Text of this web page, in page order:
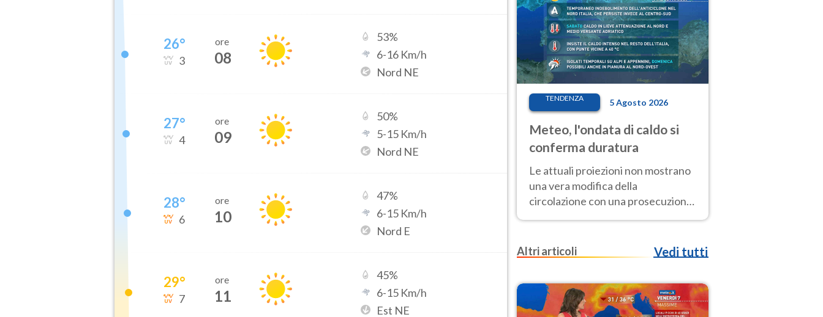
26°
3
ore
08
53%
6-16 Km/h
Nord NE
27°
4
ore
09
50%
5-15 Km/h
Nord NE
28°
6
ore
10
47%
6-15 Km/h
Nord E
29°
7
ore
11
45%
6-15 Km/h
Est NE
TENDENZA 5 Agosto 2026
Meteo, l'ondata di caldo si
conferma duratura
Le attuali proiezioni non mostrano
una vera modifica della
circolazione con una prosecuzione
del caldo fuori scala per molti
Ferragosto
Altri articoli Vedi tutti